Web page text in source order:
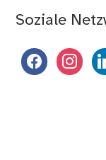
Soziale
facebook